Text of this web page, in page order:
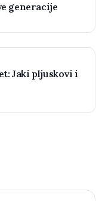
generacije
Jaki pljuskovi i